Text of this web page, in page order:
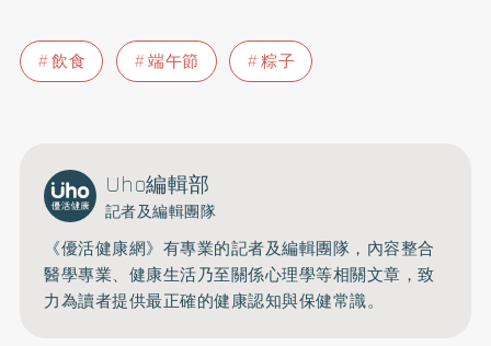
飲食 端午節 粽子
Uho編輯部
記者及編輯團隊
《優活健康網》有專業的記者及編輯團隊，內容整合
醫學專業、健康生活乃至關係心理學等相關文章，致
力為讀者提供最正確的健康認知與保健常識。